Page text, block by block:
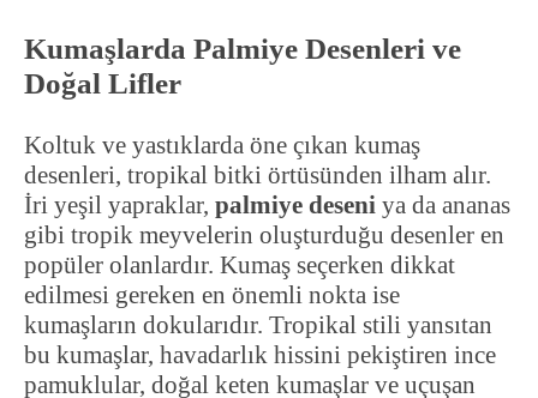
Kumaşlarda Palmiye Desenleri ve
Doğal Lifler
Koltuk ve yastıklarda öne çıkan kumaş
desenleri, tropikal bitki örtüsünden ilham alır.
İri yeşil yapraklar, palmiye deseni ya da ananas
gibi tropik meyvelerin oluşturduğu desenler en
popüler olanlardır. Kumaş seçerken dikkat
edilmesi gereken en önemli nokta ise
kumaşların dokularıdır. Tropikal stili yansıtan
bu kumaşlar, havadarlık hissini pekiştiren ince
pamuklular, doğal keten kumaşlar ve uçuşan